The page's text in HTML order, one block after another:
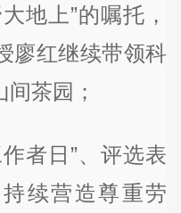
上”的嘱托，
廖红继续带领科
茶园；
者日”、评选表
续营造尊重劳